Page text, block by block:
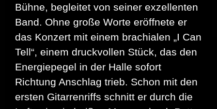
Bühne, begleitet von seiner exzellenten
Band. Ohne große Worte eröffnete er
das Konzert mit einem brachialen „I Can
Tell“, einem druckvollen Stück, das den
Energiepegel in der Halle sofort
Richtung Anschlag trieb. Schon mit den
ersten Gitarrenriffs schnitt er durch die